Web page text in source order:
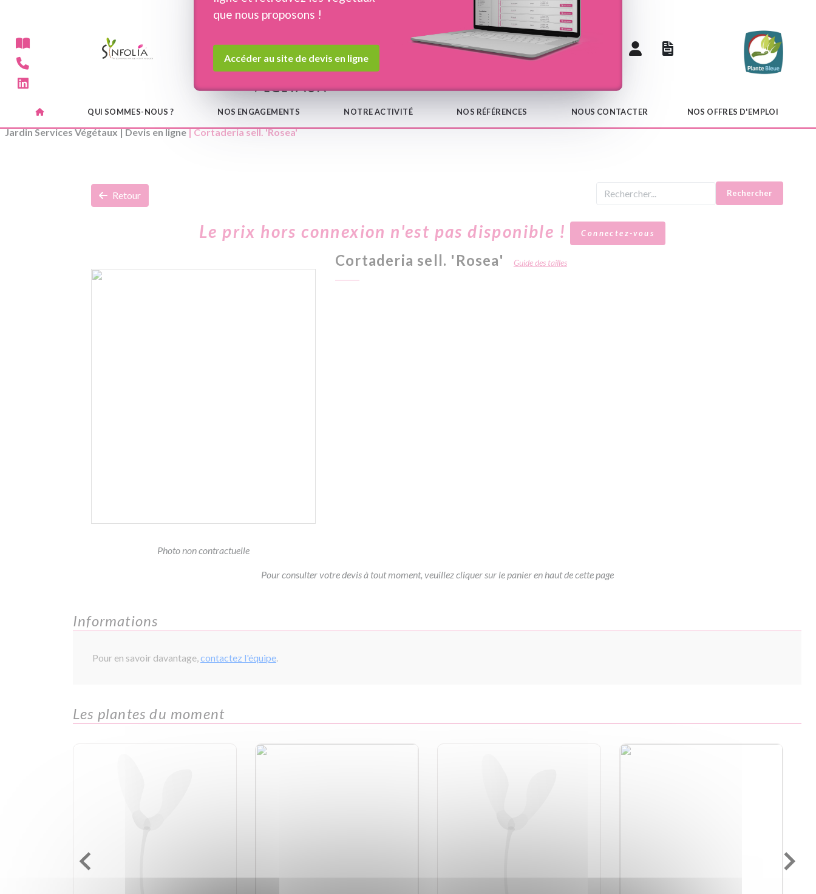
Devis en ligne Notre catalogue
QUI SOMMES-NOUS ? NOS ENGAGEMENTS NOTRE ACTIVITÉ NOS RÉFÉRENCES NOUS CONTACTER NOS OFFRES D'EMPLOI
que nous proposons !
Accéder au site de devis en ligne
Jardin Services Végétaux|Devis en ligne| Cortaderia sell. 'Rosea'
Retour Rechercher
Le prix hors connexion n'est pas disponible ! Connectez-vous
Photo non contractuelle
Cortaderia sell. 'Rosea' Guide des tailles
Pour consulter votre devis à tout moment, veuillez cliquer sur le panier en haut de cette page
Informations
Pour en savoir davantage,contactez l'équipe.
Les plantes du moment